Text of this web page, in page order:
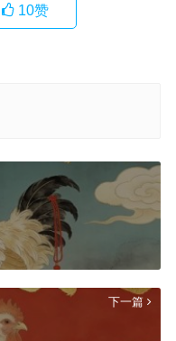
10赞
下一篇